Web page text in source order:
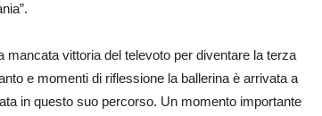
mancata vittoria del televoto per diventare la terza
e momenti di riflessione la ballerina è arrivata a
in questo suo percorso. Un momento importante